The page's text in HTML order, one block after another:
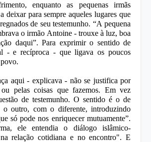
enquanto as pequenas irmãs
deixar para sempre aqueles lugares que
de seu testemunho. “A pequena
oirmão Antoine- trouxe à luz, boa
daqui”. Para exprimir o sentido de
- erecíproca - que ligava os poucos
aqui - explicava - não se justifica por
ou pelas coisas que fazemos. Em vez
de testemunho. O sentido é o de
o outro, com o diferente, introduzindo
só pode nos enriquecer mutuamente”.
ele entendia o diálogo islâmico-
relação cotidiana e no encontro". E